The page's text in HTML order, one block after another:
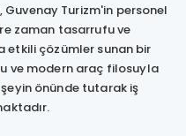
Turizm'in personel
zaman tasarrufu ve
etkili çözümler sunan bir
ve modern araç filosuyla
önünde tutarak iş